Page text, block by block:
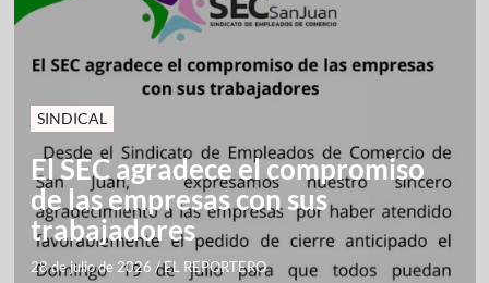
SINDICAL
El SEC agradece el compromiso
de las empresas con sus
trabajadores
28 de julio de 2026 /EL REPORTERO